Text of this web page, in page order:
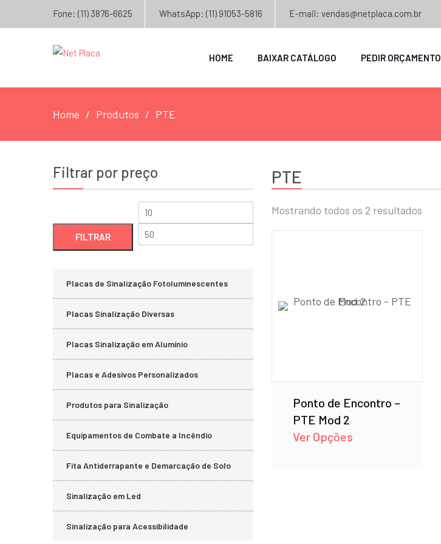
Fone: (11) 3876-6625 WhatsApp: (11) 91053-5816 E-mail: vendas@netplaca.com.br
HOME BAIXAR CATÁLOGO PEDIR ORÇAMENTO
Home Produtos PTE
PTE
Mostrando todos os 2 resultados
Ponto de Encontro –
PTE Mod 2
Ver Opções
Filtrar por preço
Preço
Preço
máximo
FILTRAR
Placas de Sinalização Fotoluminescentes
Placas Sinalização Diversas
Placas Sinalização em Alumínio
Placas e Adesivos Personalizados
Produtos para Sinalização
Equipamentos de Combate a Incêndio
Fita Antiderrapante e Demarcação de Solo
Sinalização em Led
Sinalização para Acessibilidade